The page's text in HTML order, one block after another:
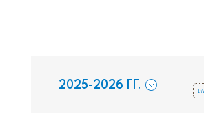
2025-2026 ГГ.